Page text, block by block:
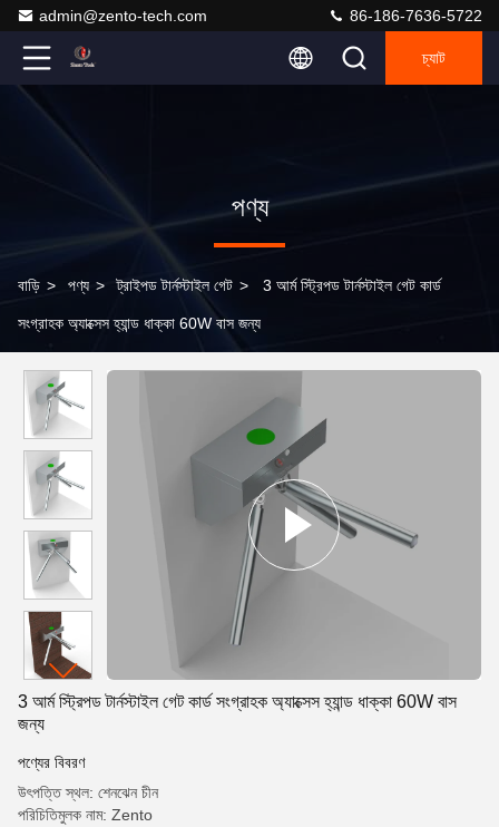
admin@zento-tech.com 86-186-7636-5722
চ্যাট
পণ্য
বাড়ি > পণ্য > ট্রাইপড টার্নস্টাইল গেট > 3 আর্ম স্ট্রিপড টার্নস্টাইল গেট কার্ড
সংগ্রাহক অ্যাক্সেস হ্যান্ড ধাক্কা 60W বাস জন্য
3 আর্ম স্ট্রিপড টার্নস্টাইল গেট কার্ড সংগ্রাহক অ্যাক্সেস হ্যান্ড ধাক্কা 60W বাস
জন্য
পণ্যের বিবরণ
উৎপত্তি স্থল: শেনঝেন চীন
পরিচিতিমুলক নাম: Zento